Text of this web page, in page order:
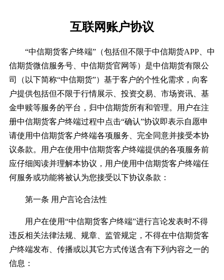
互联网账户协议
“中信期货客户终端”（包括但不限于中信期货APP、中
信期货微信服务号、中信期货官网等）是中信期货有限公
司（以下简称“中信期货”）基于客户的个性化需求，向客
户提供包括但不限于行情展示、投资交易、市场资讯、基
金申赎等服务的平台，归中信期货所有和管理。用户在注
册中信期货客户终端过程中点击“确认”协议即表示自愿申
请使用中信期货客户终端各项服务、完全同意并接受本协
议条款。用户在使用中信期货客户终端提供的各项服务前
应仔细阅读并理解本协议，用户使用中信期货客户终端任
何服务或功能将被认为您接受以下协议条款：
第一条 用户言论合法性
用户在使用“中信期货客户终端”进行言论发表时不得
违反相关法律法规、规章、监管规定，不得在中信期货客
户终端发布、传播或以其它方式传送含有下列内容之一的
信息：